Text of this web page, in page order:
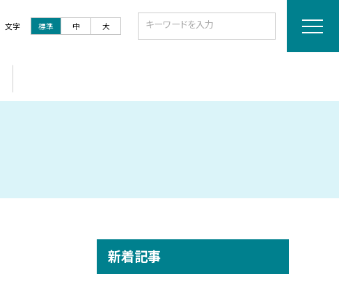
文字 標準 中 大
新着記事